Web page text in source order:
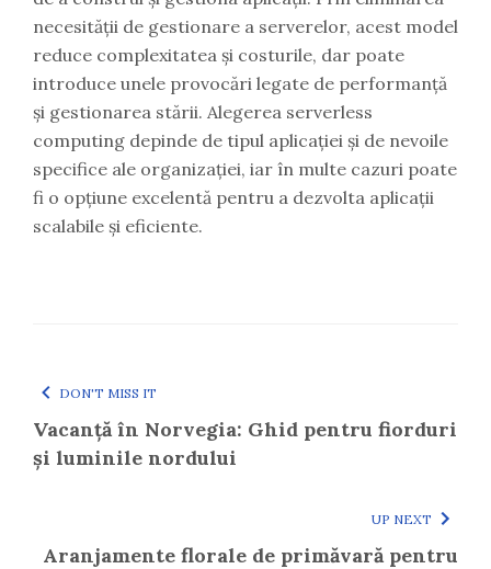
necesității de gestionare a serverelor, acest model
reduce complexitatea și costurile, dar poate
introduce unele provocări legate de performanță
și gestionarea stării. Alegerea serverless
computing depinde de tipul aplicației și de nevoile
specifice ale organizației, iar în multe cazuri poate
fi o opțiune excelentă pentru a dezvolta aplicații
scalabile și eficiente.
DON'T MISS IT
Vacanță în Norvegia: Ghid pentru fiorduri
și luminile nordului
UP NEXT
Aranjamente florale de primăvară pentru